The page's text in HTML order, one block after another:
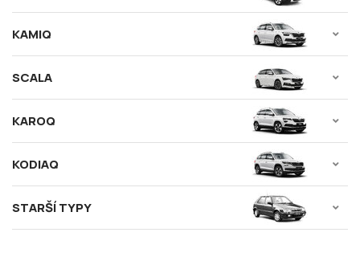
KAMIQ
SCALA
KAROQ
KODIAQ
STARŠÍ TYPY